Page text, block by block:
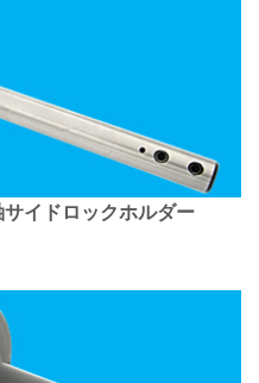
イドロックホルダー